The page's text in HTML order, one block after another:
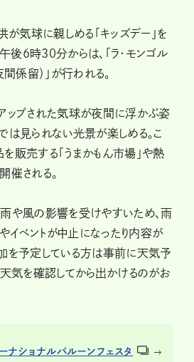
が気球に親しめる「キッズデー」を
後6時30分からは、「ラ・モンゴル
間係留）」が行われる。
ップされた気球が夜間に浮かぶ姿
は見られない光景が楽しめる。こ
販売する「うまかもん市場」や熱
催される。
や風の影響を受けやすいため、雨
ベントが中止になったり内容が
を予定している方は事前に天気予
天気を確認してから出かけるのがお
ショナルバルーンフェスタ